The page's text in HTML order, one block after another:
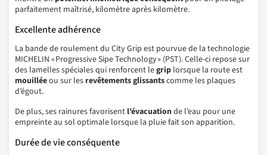
parfaitement maîtrisé, kilomètre après kilomètre.
Excellente adhérence
La bande de roulement du City Grip est pourvue de la technologie
MICHELIN « Progressive Sipe Technology » (PST). Celle-ci repose sur
des lamelles spéciales qui renforcent legrip lorsque la route est
mouilléeou sur les revêtements glissantscomme les plaques
d’égout.
De plus, ses rainures favorisent l’évacuationde l’eau pour une
empreinte au sol optimale lorsque la pluie fait son apparition.
Durée de vie conséquente